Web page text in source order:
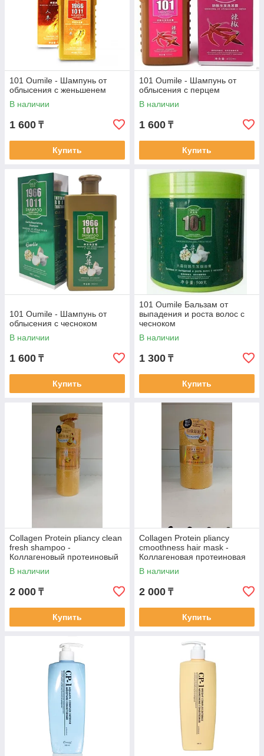
101 Oumile - Шампунь от
облысения с женьшенем
В наличии
1 600 ₸
Купить
101 Oumile - Шампунь от
облысения с перцем
В наличии
1 600 ₸
Купить
101 Oumile - Шампунь от
облысения с чесноком
В наличии
1 600 ₸
Купить
101 Oumile Бальзам от
выпадения и роста волос с
чесноком
В наличии
1 300 ₸
Купить
Collagen Protein pliancy clean
fresh shampoo -
Коллагеновый протеиновый
шампунь 800 гр
В наличии
2 000 ₸
Купить
Collagen Protein pliancy
cmoothness hair mask -
Коллагеновая протеиновая
маска для волос 800 гр
В наличии
2 000 ₸
Купить